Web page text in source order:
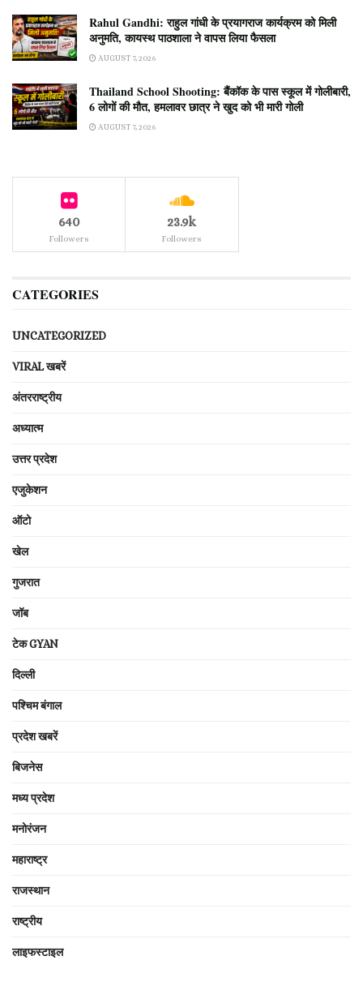
Rahul Gandhi: राहुल गांधी के प्रयागराज कार्यक्रम को मिली
अनुमति, कायस्थ पाठशाला ने वापस लिया फैसला
AUGUST 7, 2026
Thailand School Shooting: बैंकॉक के पास स्कूल में गोलीबारी,
6 लोगों की मौत, हमलावर छात्र ने खुद को भी मारी गोली
AUGUST 7, 2026
640
Followers
23.9k
Followers
CATEGORIES
UNCATEGORIZED
VIRAL खबरें
अंतरराष्ट्रीय
अध्यात्म
उत्तर प्रदेश
एजुकेशन
ऑटो
खेल
गुजरात
जॉब
टेक GYAN
दिल्ली
पश्चिम बंगाल
प्रदेश खबरें
बिजनेस
मध्य प्रदेश
मनोरंजन
महाराष्ट्र
राजस्थान
राष्ट्रीय
लाइफस्टाइल